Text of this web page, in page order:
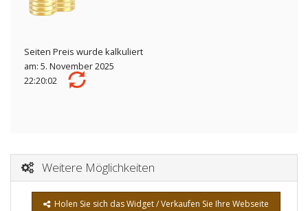
Seiten Preis wurde kalkuliert
am: 5. November 2025
22:20:02
Weitere Möglichkeiten
Holen Sie sich das Widget / Verkaufen Sie Ihre Webseite